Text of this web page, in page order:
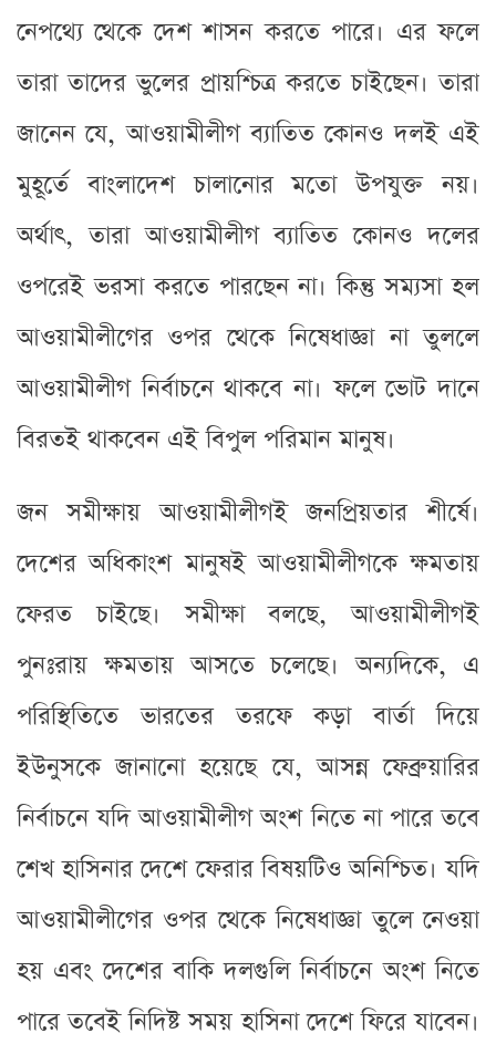
নেপথ্যে থেকে দেশ শাসন করতে পারে। এর ফলে
তারা তাদের ভুলের প্রায়শ্চিত্র করতে চাইছেন। তারা
জানেন যে, আওয়ামীলীগ ব্যাতিত কোনও দলই এই
মুহূর্তে বাংলাদেশ চালানোর মতো উপযুক্ত নয়।
অর্থাৎ, তারা আওয়ামীলীগ ব্যাতিত কোনও দলের
ওপরেই ভরসা করতে পারছেন না। কিন্তু সম্যসা হল
আওয়ামীলীগের ওপর থেকে নিষেধাজ্ঞা না তুললে
আওয়ামীলীগ নির্বাচনে থাকবে না। ফলে ভোট দানে
বিরতই থাকবেন এই বিপুল পরিমান মানুষ।
জন সমীক্ষায় আওয়ামীলীগই জনপ্রিয়তার শীর্ষে।
দেশের অধিকাংশ মানুষই আওয়ামীলীগকে ক্ষমতায়
ফেরত চাইছে। সমীক্ষা বলছে, আওয়ামীলীগই
পুনঃরায় ক্ষমতায় আসতে চলেছে। অন্যদিকে, এ
পরিস্থিতিতে ভারতের তরফে কড়া বার্তা দিয়ে
ইউনুসকে জানানো হয়েছে যে, আসন্ন ফেব্রুয়ারির
নির্বাচনে যদি আওয়ামীলীগ অংশ নিতে না পারে তবে
শেখ হাসিনার দেশে ফেরার বিষয়টিও অনিশ্চিত। যদি
আওয়ামীলীগের ওপর থেকে নিষেধাজ্ঞা তুলে নেওয়া
হয় এবং দেশের বাকি দলগুলি নির্বাচনে অংশ নিতে
পারে তবেই নিদিষ্ট সময় হাসিনা দেশে ফিরে যাবেন।